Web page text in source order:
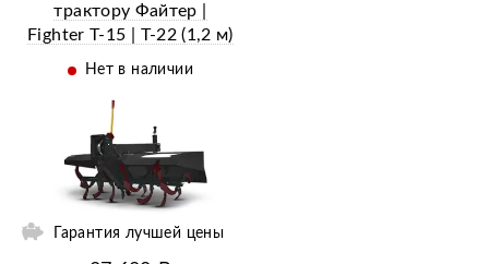
трактору Файтер |
Fighter Т-15 | Т-22 (1,2 м)
Нет в наличии
Гарантия лучшей цены